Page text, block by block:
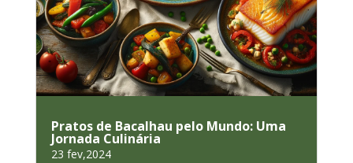
Pratos de Bacalhau pelo Mundo: Uma
Jornada Culinária
23 fev,2024